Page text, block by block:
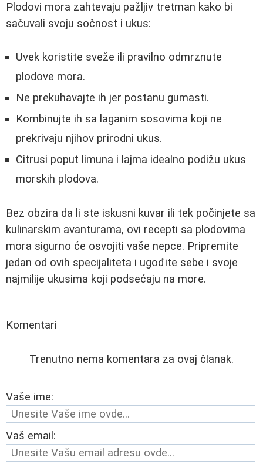
Plodovi mora zahtevaju pažljiv tretman kako bi
sačuvali svoju sočnost i ukus:
Uvek koristite sveže ili pravilno odmrznute
plodove mora.
Ne prekuhavajte ih jer postanu gumasti.
Kombinujte ih sa laganim sosovima koji ne
prekrivaju njihov prirodni ukus.
Citrusi poput limuna i lajma idealno podižu ukus
morskih plodova.
Bez obzira da li ste iskusni kuvar ili tek počinjete sa
kulinarskim avanturama, ovi recepti sa plodovima
mora sigurno će osvojiti vaše nepce. Pripremite
jedan od ovih specijaliteta i ugođite sebe i svoje
najmilije ukusima koji podsećaju na more.
Komentari
Trenutno nema komentara za ovaj članak.
Vaše ime:
Vaš email: